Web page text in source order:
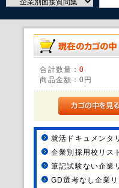
合計数量：0
商品金額：0円
就活ドキュメンタ
企業別採用校リスト
筆記試験ない企業
GD選考なし企業リ